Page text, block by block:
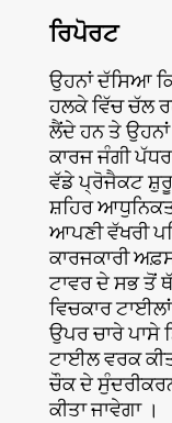
ਰਿਪੋਰਟ
ਉਹਨਾਂ ਦੱਸਿਆ
ਹਲਕੇ ਵਿੱਚ ਚੱਲ
ਲੈਂਦੇ ਹਨ ਤੇ
ਕਾਰਜ ਜੰਗੀ
ਵੱਡੇ ਪ੍ਰੋਜੈਕਟ
ਸ਼ਹਿਰ
ਆਪਣੀ ਵੱਖਰੀ
ਕਾਰਜਕਾਰੀ
ਟਾਵਰ ਦੇ ਸਭ ਤੋਂ
ਵਿਚਕਾਰ
ਉਪਰ ਚਾਰੇ ਪਾਸੇ
ਟਾਈਲ ਵਰਕ
ਚੌਕ ਦੇ
ਕੀਤਾ ਜਾਵੇਗਾ ।